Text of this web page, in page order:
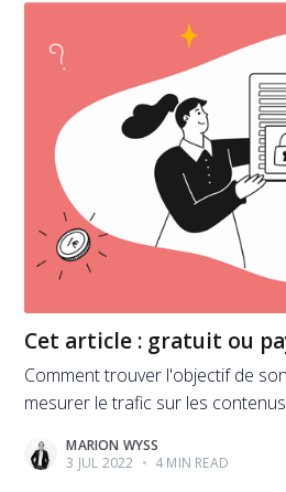
Cet article : gratuit ou
Comment trouver l'objectif de
mesurer le trafic sur les
MARION WYSS
3 JUL 2022 • 4 MIN READ